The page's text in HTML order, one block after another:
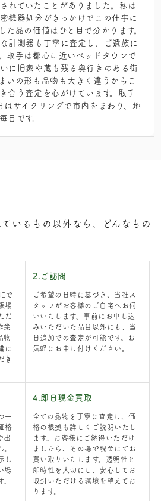
れていたことがありました。私は
機器処分がきっかけでこの仕事に
た品の価値はひと目で分かります。
計測器も丁寧に査定し、ご遺族に
取手は都心に近いベッドタウンで
に旧家や蔵も残る奥行きのある街
いの形も品物も大きく違うからこ
合う査定を心がけています。取手
はサイクリングで市内をまわり、地
日です。
いるもの以外なら、どんなもの
で
場
だ
業
物
に
き
2.ご訪問
ご希望の日時に基づき、当社ス
タッフがお客様のご自宅へお伺
いいたします。事前にお申し込
みいただいた品目以外にも、当
日追加での査定が可能です。お
気軽にお申し付けください。
一
格
出
。
し
場
4.即日現金買取
全ての品物を丁寧に査定し、価
格の根拠も詳しくご説明いたし
ます。お客様にご納得いただけ
ましたら、その場で現金にてお
買い取りいたします。透明性と
即時性を大切にし、安心してお
取引いただける環境を整えてお
ります。